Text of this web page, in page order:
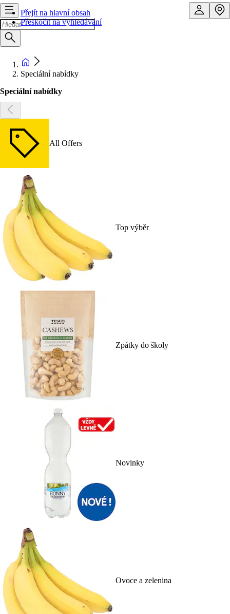
Přejít na hlavní obsah
Přeskočit na vyhledávání
Speciální nabídky
Speciální nabídky
All Offers
Top výběr
Zpátky do školy
Novinky
Ovoce a zelenina